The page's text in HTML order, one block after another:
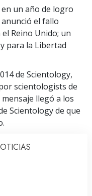
un año de logro
el fallo
Reino Unido; un
para la Libertad
de Scientology,
scientologists de
mensaje llegó a los
Scientology de que